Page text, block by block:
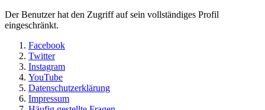
Der Benutzer hat den Zugriff auf sein vollständiges Profil
eingeschränkt.
Facebook
Twitter
Instagram
YouTube
Datenschutzerklärung
Impressum